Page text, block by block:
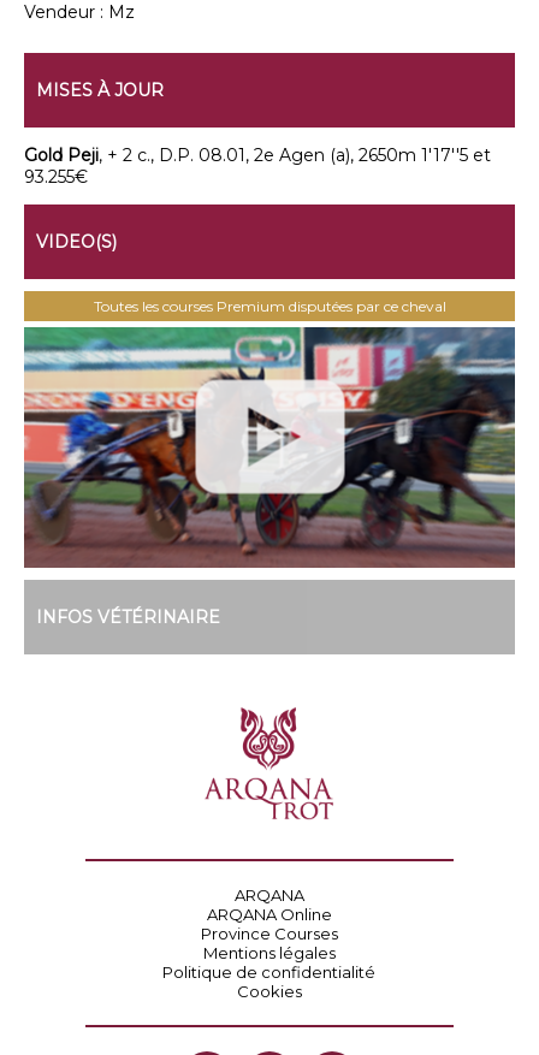
Vendeur : Mz
MISES À JOUR
Gold Peji, + 2 c., D.P. 08.01, 2e Agen (a), 2650m 1'17''5 et
93.255€
VIDEO(S)
Toutes les courses Premium disputées par ce cheval
INFOS VÉTÉRINAIRE
ARQANA
ARQANA Online
Province Courses
Mentions légales
Politique de confidentialité
Cookies